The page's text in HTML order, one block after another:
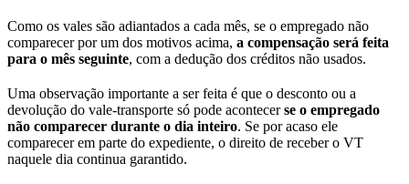
Como os vales são adiantados a cada mês, se o empregado não
comparecer por um dos motivos acima, a compensação será feita
para o mês seguinte, com a dedução dos créditos não usados.
Uma observação importante a ser feita é que o desconto ou a
devolução do vale-transporte só pode acontecerse o empregado
não comparecer durante o dia inteiro. Se por acaso ele
comparecer em parte do expediente, o direito de receber o VT
naquele dia continua garantido.